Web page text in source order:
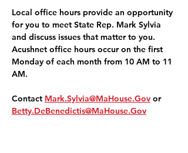
Local office hours provide an opportunity
for you to meet State Rep. Mark Sylvia
and discuss issues that matter to you.
Acushnet office hours occur on the first
Monday of each month from 10 AM to 11
AM.
Contact Mark.Sylvia@MaHouse.Gov or
Betty.DeBenedictis@MaHouse.Gov